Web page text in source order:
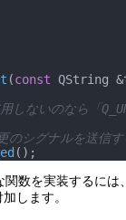
(const QString
ないのなら「
シグナルを送信す
() ;
()
数を実装するには
します。